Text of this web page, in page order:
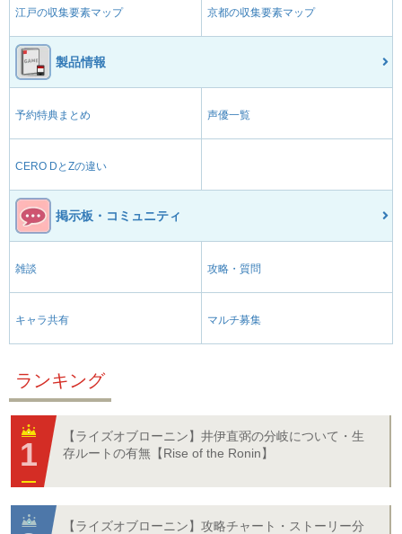
江戸の収集要素マップ 京都の収集要素マップ
製品情報
予約特典まとめ 声優一覧
CERO DとZの違い
掲示板・コミュニティ
雑談 攻略・質問
キャラ共有 マルチ募集
ランキング
【ライズオブローニン】井伊直弼の分岐について・生
存ルートの有無【Rise of the Ronin】
【ライズオブローニン】攻略チャート・ストーリー分